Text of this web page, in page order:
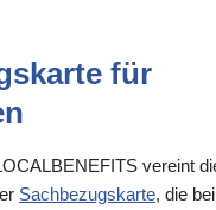
für
vereint
Sachbezugskarte, die bei